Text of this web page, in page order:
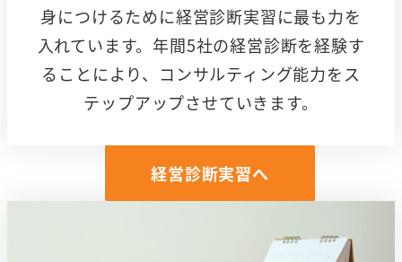
身につけるために経営診断実習に最も力を
入れています。年間5社の経営診断を経験す
ることにより、コンサルティング能力をス
テップアップさせていきます。
経営診断実習へ